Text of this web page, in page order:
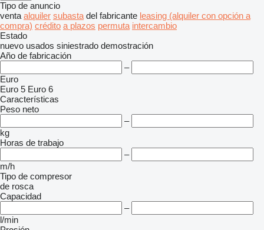
Tipo de anuncio
venta alquiler subasta del fabricante leasing (alquiler con opción a
compra) crédito a plazos permuta intercambio
Estado
nuevo usados siniestrado demostración
Año de fabricación
–
Euro
Euro 5 Euro 6
Características
Peso neto
–
kg
Horas de trabajo
–
m/h
Tipo de compresor
de rosca
Capacidad
–
l/min